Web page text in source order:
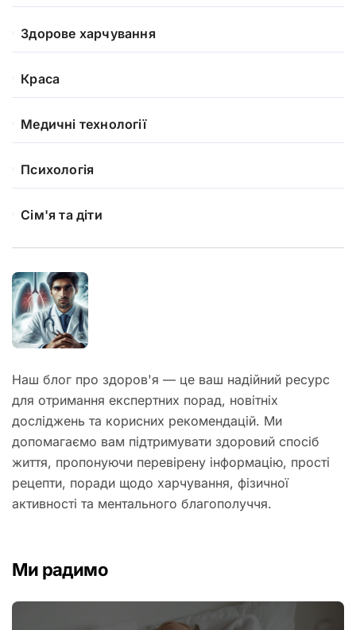
Здорове харчування
Краса
Медичні технології
Психологія
Сім'я та діти
Наш блог про здоров'я — це ваш надійний ресурс
для отримання експертних порад, новітніх
досліджень та корисних рекомендацій. Ми
допомагаємо вам підтримувати здоровий спосіб
життя, пропонуючи перевірену інформацію, прості
рецепти, поради щодо харчування, фізичної
активності та ментального благополуччя.
Ми радимо